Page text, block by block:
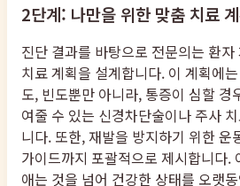
2단계: 나만을 위한 맞춤 치료
진단 결과를 바탕으로 전문의는 환
치료 계획을 설계합니다. 이 계획에
도, 빈도뿐만 아니라, 통증이 심할 경
여줄 수 있는 신경차단술이나 주사
니다. 또한, 재발을 방지하기 위한 운
가이드까지 포괄적으로 제시합니다.
애는 것을 넘어 건강한 상태를 오랫